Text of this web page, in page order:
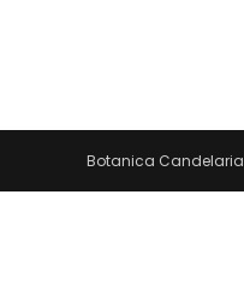
Botanica Candelaria